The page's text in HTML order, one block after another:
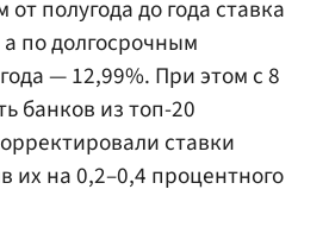
полугода до года ставка
по долгосрочным
— 12,99%. При этом с 8
банков из топ-20
ставки
их на 0,2–0,4 процентного